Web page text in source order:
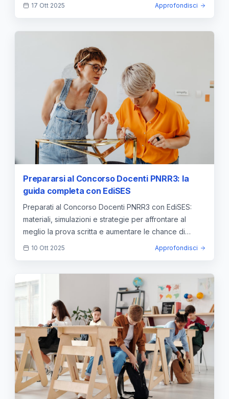
17 Ott 2025 Approfondisci
Prepararsi al Concorso Docenti PNRR3: la
guida completa con EdiSES
Preparati al Concorso Docenti PNRR3 con EdiSES:
materiali, simulazioni e strategie per affrontare al
meglio la prova scritta e aumentare le chance di
successo.
10 Ott 2025 Approfondisci